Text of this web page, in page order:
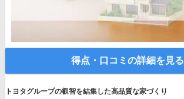
得点・口コミの詳細を見る
トヨタグループの叡智を結集した高品質な家づくり